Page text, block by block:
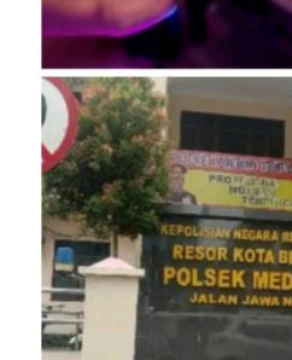
INFO
IKLAN
TENTANG
KAMI
PEDOMAN
MEDIA
SIBER
REDAKSI